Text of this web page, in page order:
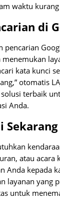
waktu
di
pencarian
kata kunci
otomatis
terbaik
Anda.
Sekarang
atau acara
Anda kepada
layanan yang
untuk